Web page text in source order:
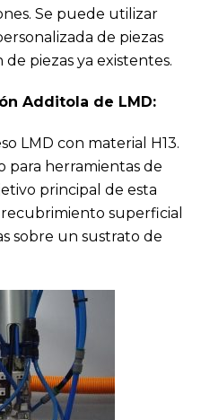
Se puede utilizar
de piezas
piezas ya existentes.
Additola de LMD:
LMD con material H13.
para herramientas de
principal de esta
superficial
sobre un sustrato de